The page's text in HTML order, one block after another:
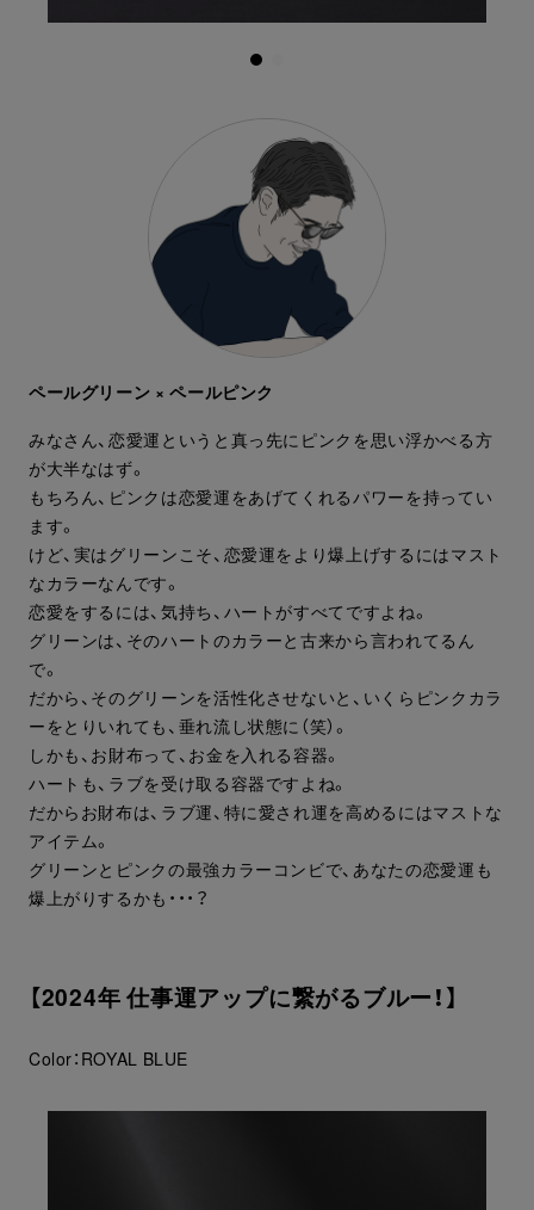
ペールグリーン × ペールピンク
みなさん、恋愛運というと真っ先にピンクを思い浮かべる方
が大半なはず。
もちろん、ピンクは恋愛運をあげてくれるパワーを持ってい
ます。
けど、実はグリーンこそ、恋愛運をより爆上げするにはマスト
なカラーなんです。
恋愛をするには、気持ち、ハートがすべてですよね。
グリーンは、そのハートのカラーと古来から言われてるん
で。
だから、そのグリーンを活性化させないと、いくらピンクカラ
ーをとりいれても、垂れ流し状態に（笑）。
しかも、お財布って、お金を入れる容器。
ハートも、ラブを受け取る容器ですよね。
だからお財布は、ラブ運、特に愛され運を高めるにはマストな
アイテム。
グリーンとピンクの最強カラーコンビで、あなたの恋愛運も
爆上がりするかも・・・？
【2024年 仕事運アップに繋がるブルー！】
Color：ROYAL BLUE